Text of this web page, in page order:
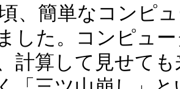
、簡単なコンピ
した。コンピュ
計算して見せて